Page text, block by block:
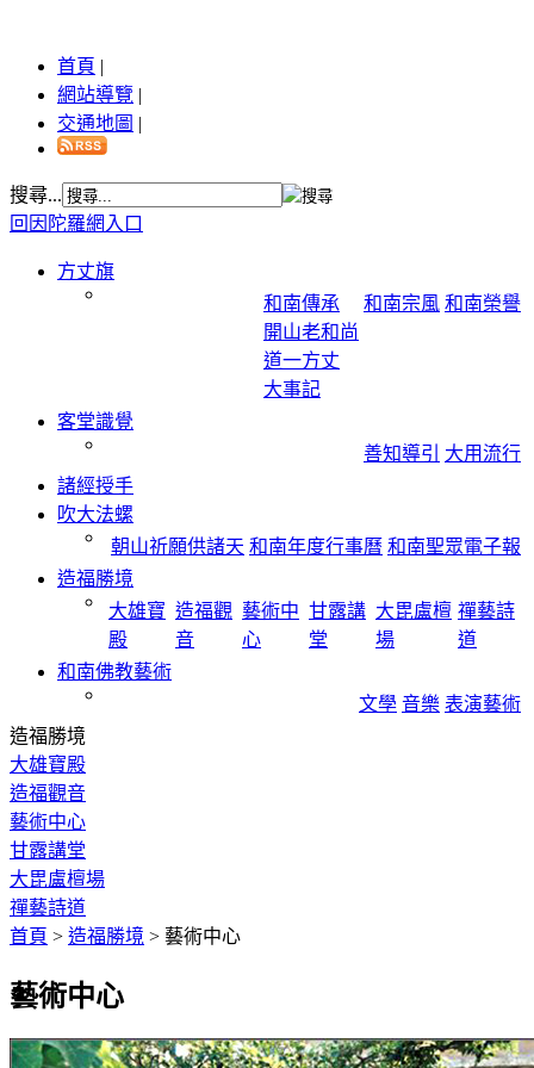
首頁 |
網站導覽 |
交通地圖 |
搜尋...
回因陀羅網入口
方丈旗
和南傳承
開山老和尚
道一方丈
大事記
和南宗風 和南榮譽
客堂識覺
善知導引
大用流行
諸經授手
吹大法螺
朝山祈願供諸天 和南年度行事曆 和南聖眾電子報
造福勝境
大雄寶
殿
造福觀
音
藝術中
心
甘露講
堂
大毘盧檀
場
禪藝詩
道
和南佛教藝術
文學 音樂 表演藝術
造福勝境
大雄寶殿
造福觀音
藝術中心
甘露講堂
大毘盧檀場
禪藝詩道
首頁 > 造福勝境 > 藝術中心
藝術中心